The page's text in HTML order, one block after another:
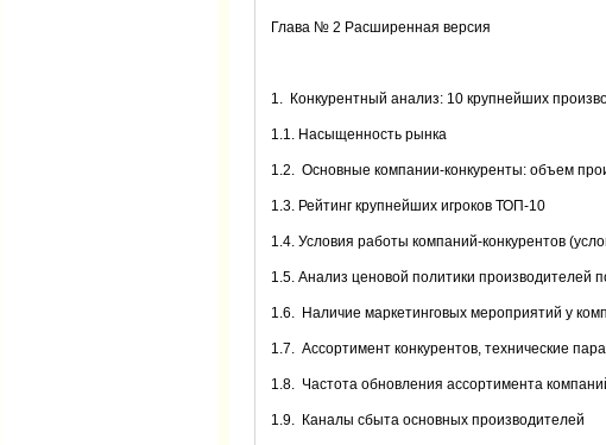
Глава № 2 Расширенная версия
1. Конкурентный анализ: 10 крупнейших
1.1. Насыщенность рынка
1.2. Основные компании-конкуренты: объем
1.3. Рейтинг крупнейших игроков ТОП-10
1.4. Условия работы компаний-конкурентов
1.5. Анализ ценовой политики производителей
1.6. Наличие маркетинговых мероприятий у
1.7. Ассортимент конкурентов, технические
1.8. Частота обновления ассортимента
1.9. Каналы сбыта основных производителей